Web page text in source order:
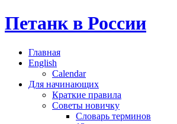
Петанк в России
Главная
English
Calendar
Для начинающих
Краткие правила
Советы новичку
Словарь терминов